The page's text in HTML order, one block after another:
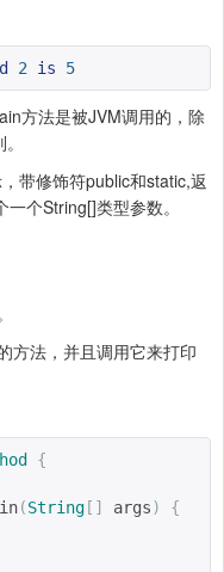
2 is 5
方法是被JVM调用的，除
带修饰符public和static,返
个String[]类型参数。
方法，并且调用它来打印
{
(String [] args)
{